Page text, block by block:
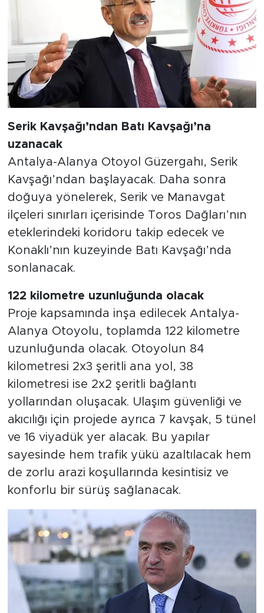
Serik Kavşağı’ndan Batı Kavşağı’na
uzanacak
Antalya-Alanya Otoyol Güzergahı, Serik
Kavşağı’ndan başlayacak. Daha sonra
doğuya yönelerek, Serik ve Manavgat
ilçeleri sınırları içerisinde Toros Dağları’nın
eteklerindeki koridoru takip edecek ve
Konaklı’nın kuzeyinde Batı Kavşağı’nda
sonlanacak.
122 kilometre uzunluğunda olacak
Proje kapsamında inşa edilecek Antalya-
Alanya Otoyolu, toplamda 122 kilometre
uzunluğunda olacak. Otoyolun 84
kilometresi 2x3 şeritli ana yol, 38
kilometresi ise 2x2 şeritli bağlantı
yollarından oluşacak. Ulaşım güvenliği ve
akıcılığı için projede ayrıca 7 kavşak, 5 tünel
ve 16 viyadük yer alacak. Bu yapılar
sayesinde hem trafik yükü azaltılacak hem
de zorlu arazi koşullarında kesintisiz ve
konforlu bir sürüş sağlanacak.